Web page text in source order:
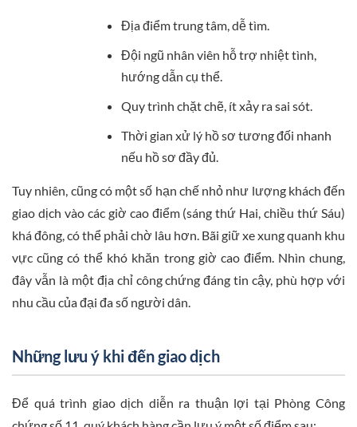
Địa điểm trung tâm, dễ tìm.
Đội ngũ nhân viên hỗ trợ nhiệt tình,
hướng dẫn cụ thể.
Quy trình chặt chẽ, ít xảy ra sai sót.
Thời gian xử lý hồ sơ tương đối nhanh
nếu hồ sơ đầy đủ.
Tuy nhiên, cũng có một số hạn chế nhỏ như lượng khách đến
giao dịch vào các giờ cao điểm (sáng thứ Hai, chiều thứ Sáu)
khá đông, có thể phải chờ lâu hơn. Bãi giữ xe xung quanh khu
vực cũng có thể khó khăn trong giờ cao điểm. Nhìn chung,
đây vẫn là một địa chỉ công chứng đáng tin cậy, phù hợp với
nhu cầu của đại đa số người dân.
Những lưu ý khi đến giao dịch
Để quá trình giao dịch diễn ra thuận lợi tại Phòng Công